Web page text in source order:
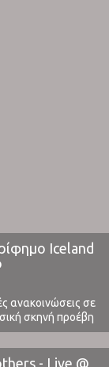
Iceland
ανακοινώσεις σε
σκηνή προέβη
Festival.Μια από
μουσικούς, η
του
- Live @